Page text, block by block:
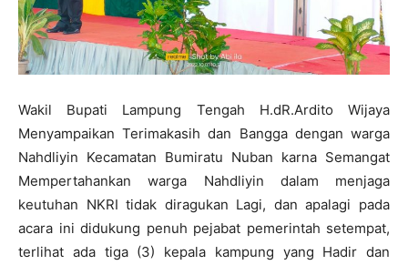
Wakil Bupati Lampung Tengah H.dR.Ardito Wijaya
Menyampaikan Terimakasih dan Bangga dengan warga
Nahdliyin Kecamatan Bumiratu Nuban karna Semangat
Mempertahankan warga Nahdliyin dalam menjaga
keutuhan NKRI tidak diragukan Lagi, dan apalagi pada
acara ini didukung penuh pejabat pemerintah setempat,
terlihat ada tiga (3) kepala kampung yang Hadir dan